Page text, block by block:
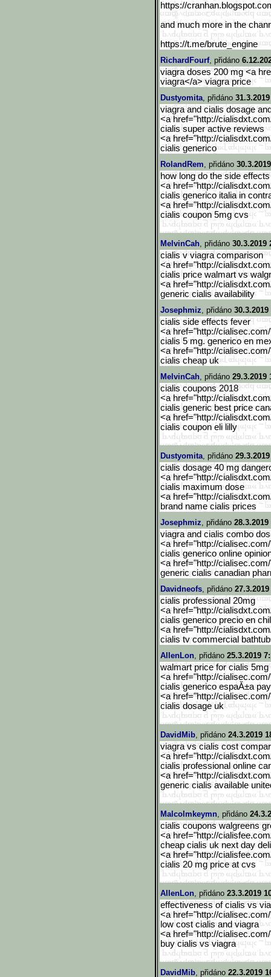
https://cranhan.blogspot.
and much more in the
https://t.me/brute_engine
RichardFourf, přidáno
viagra doses 200 mg <a
viagra</a> viagra price
Dustyomita, přidáno
viagra and cialis dosage
<a href="http://
cialis super active reviews
<a href="http://
cialis generico
RolandRem, přidáno
how long do the side
<a href="http://
cialis generico italia in
<a href="http://
cialis coupon 5mg cvs
MelvinCah, přidáno 30.3.2019
cialis v viagra comparison
<a href="http://
cialis price walmart vs
<a href="http://
generic cialis availability
Josephmiz, přidáno 30.3.2019
cialis side effects fever
<a href="http://
cialis 5 mg. generico en
<a href="http://
cialis cheap uk
MelvinCah, přidáno 29.3.2019
cialis coupons 2018
<a href="http://
cialis generic best price
<a href="http://
cialis coupon eli lilly
Dustyomita, přidáno
cialis dosage 40 mg
<a href="http://
cialis maximum dose
<a href="http://
brand name cialis prices
Josephmiz, přidáno 28.3.2019
viagra and cialis combo
<a href="http://
cialis generico online
<a href="http://
generic cialis canadian
Davidneofs, přidáno
cialis professional 20mg
<a href="http://
cialis generico precio en
<a href="http://
cialis tv commercial
AllenLon, přidáno 25.3.2019
walmart price for cialis 5mg
<a href="http://
cialis generico espaĂ±a
<a href="http://
cialis dosage uk
DavidMib, přidáno 24.3.2019
viagra vs cialis cost
<a href="http://
cialis professional online
<a href="http://
generic cialis available
Malcolmkeymn, přidáno
cialis coupons walgreens
<a href="http://
cheap cialis uk next day
<a href="http://
cialis 20 mg price at cvs
AllenLon, přidáno 23.3.2019
effectiveness of cialis vs
<a href="http://
low cost cialis and viagra
<a href="http://
buy cialis vs viagra
DavidMib, přidáno 22.3.2019